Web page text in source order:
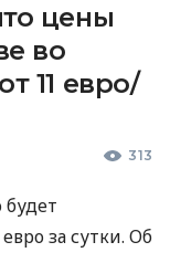
цены
во
11 евро/
313
за сутки. Об